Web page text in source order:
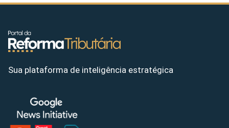
Sua plataforma de inteligência estratégica